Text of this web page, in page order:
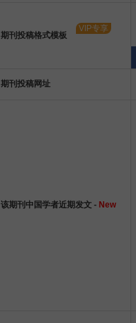
期刊投稿格式模板
VIP专享
期刊投稿网址
该期刊中国学者近期发文 - New